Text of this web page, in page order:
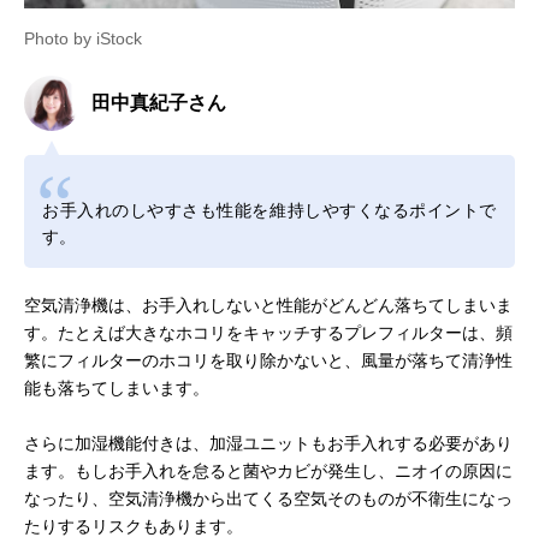
Photo by iStock
田中真紀子さん
お手入れのしやすさも性能を維持しやすくなるポイントで
す。
空気清浄機は、お手入れしないと性能がどんどん落ちてしまいま
す。たとえば大きなホコリをキャッチするプレフィルターは、頻
繁にフィルターのホコリを取り除かないと、風量が落ちて清浄性
能も落ちてしまいます。
さらに加湿機能付きは、加湿ユニットもお手入れする必要があり
ます。もしお手入れを怠ると菌やカビが発生し、ニオイの原因に
なったり、空気清浄機から出てくる空気そのものが不衛生になっ
たりするリスクもあります。